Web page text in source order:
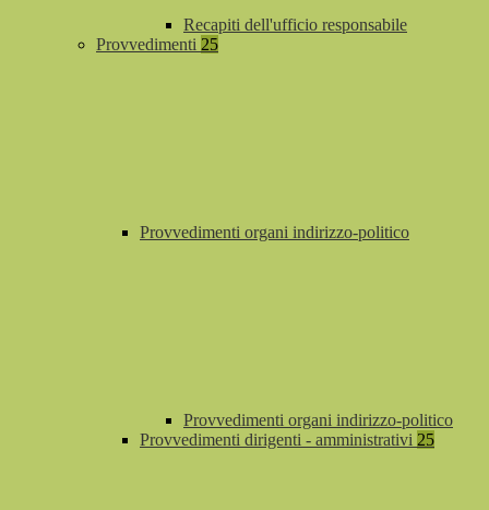
Recapiti dell'ufficio responsabile
Provvedimenti 25
Provvedimenti organi indirizzo-politico
Provvedimenti organi indirizzo-politico
Provvedimenti dirigenti - amministrativi 25